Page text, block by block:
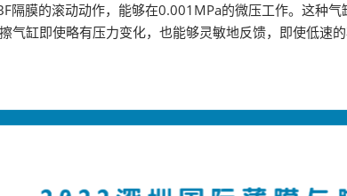
关于主办方
展馆平面图
重点观众
展商说
隔膜的滚动动作，能够在0.001MPa的微压工作。这种
气缸即使略有压力变化，也能够灵敏地反馈，即使低速